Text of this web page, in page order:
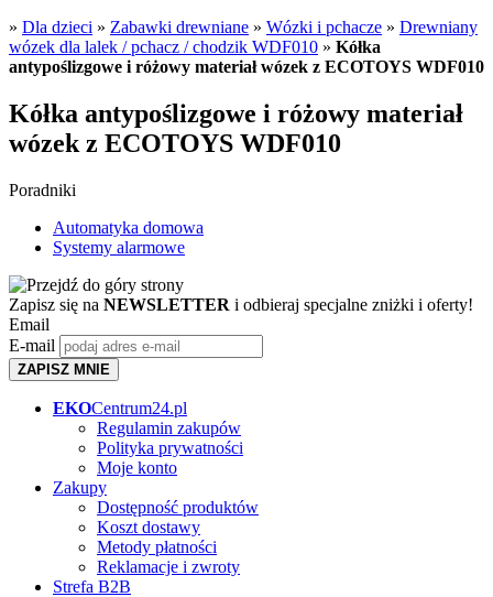
» Dla dzieci » Zabawki drewniane » Wózki i pchacze » Drewniany
wózek dla lalek / pchacz / chodzik WDF010 » Kółka
antypoślizgowe i różowy materiał wózek z ECOTOYS WDF010
Kółka antypoślizgowe i różowy materiał
wózek z ECOTOYS WDF010
Poradniki
Automatyka domowa
Systemy alarmowe
Zapisz się na NEWSLETTER i odbieraj specjalne zniżki i oferty!
Email
E-mail
ZAPISZ MNIE
EKOCentrum24.pl
Regulamin zakupów
Polityka prywatności
Moje konto
Zakupy
Dostępność produktów
Koszt dostawy
Metody płatności
Reklamacje i zwroty
Strefa B2B